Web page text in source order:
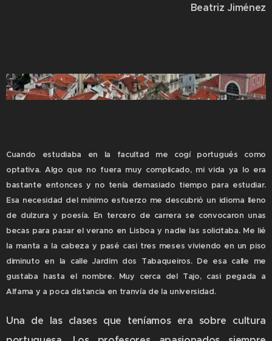
Beatriz Jiménez
Cuando estudiaba en la facultad me cogí portugués como
optativa. Algo que no fuera muy complicado, mi vida ya lo era
bastante entonces y no tenía demasiado tiempo para estudiar.
Esa necesidad del mínimo esfuerzo me descubrió un idioma lleno
de dulzura y poesía. En tercero de carrera se convocaron unas
becas para pasar el verano en Lisboa y nadie las solicitaba. Me lié
la manta a la cabeza y pasé casi tres meses viviendo en un piso
diminuto en la calle Jardim dos Tabaqueiros. De esa calle me
gustaba hasta el nombre. Muy cerca del Tajo, casi pegada a
Alfama y a poca distancia en tranvía de la universidad.
Una de las clases que teníamos era sobre cultura